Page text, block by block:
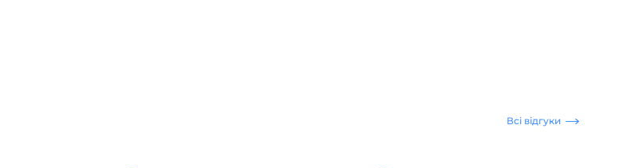
Всі відгуки